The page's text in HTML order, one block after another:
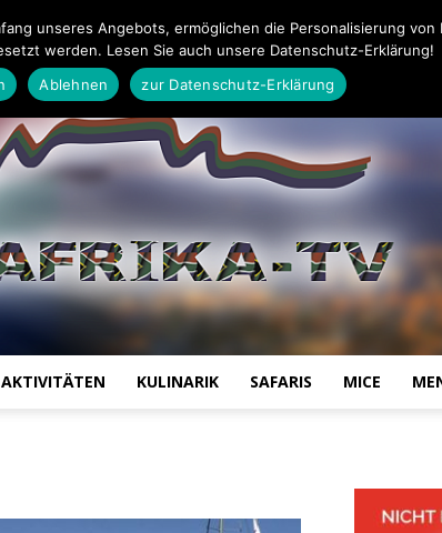
AKTIVITÄTEN KULINARIK SAFARIS MICE
unseres Angebots, ermöglichen die Personalisierung
werden. Lesen Sie auch unsere Datenschutz-Erklärung!
Ablehnen zur Datenschutz-Erklärung